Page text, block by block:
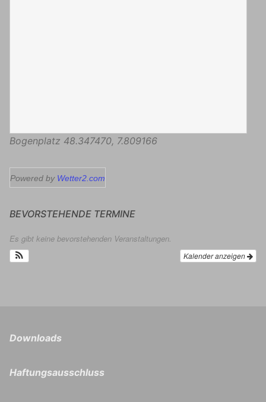
Bogenplatz 48.347470, 7.809166
Powered by Wetter2.com
BEVORSTEHENDE TERMINE
Es gibt keine bevorstehenden Veranstaltungen.
Kalender anzeigen
Downloads
Haftungsausschluss